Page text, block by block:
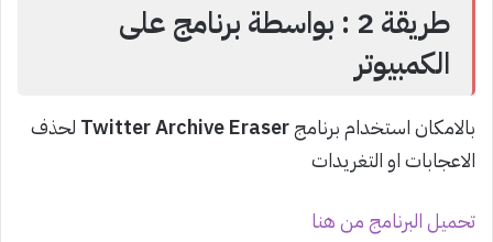
طريقة 2 : بواسطة برنامج على
الكمبيوتر
بالامكان استخدام برنامجTwitter Archive Eraser لحذف
الاعجابات او التغريدات
تحميل البرنامج من هنا